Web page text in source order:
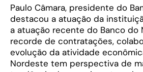
Paulo Câmara, presidente do
destacou a atuação da
a atuação recente do Banco do
recorde de contratações,
evolução da atividade
Nordeste tem perspectiva de